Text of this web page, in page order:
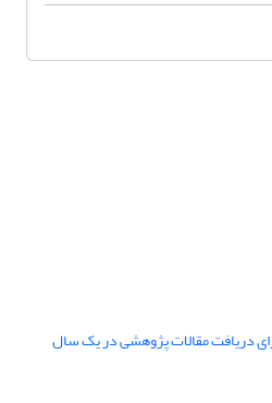
دریافت مقالات پژوهشی در یک سال